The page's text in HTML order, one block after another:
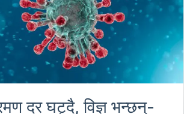
दर घट्दै, विज्ञ भन्छन्-